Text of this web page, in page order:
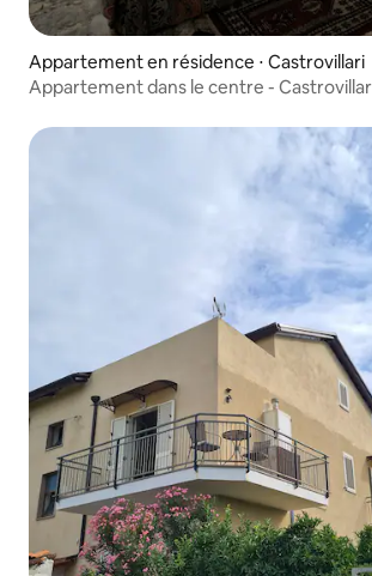
Appartement en résidence ⋅ Castrovillari
Appartement dans le centre -